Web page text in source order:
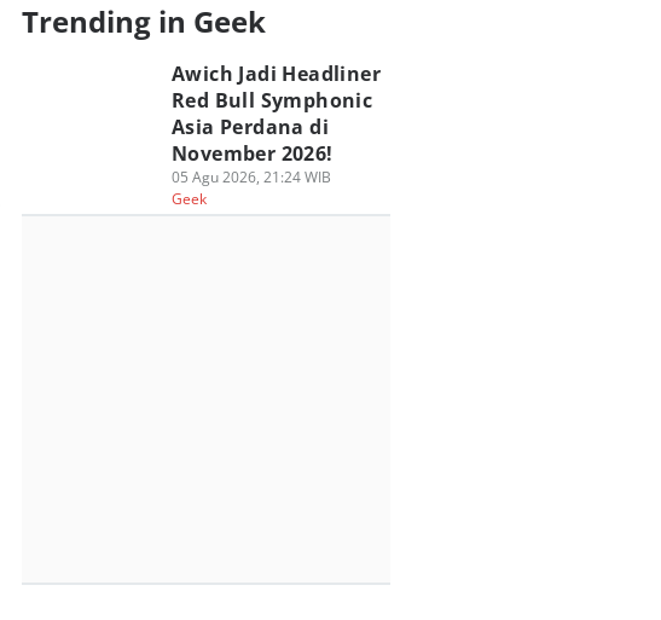
Trending in Geek
Awich Jadi Headliner
Red Bull Symphonic
Asia Perdana di
November 2026!
05 Agu 2026, 21:24 WIB
Geek